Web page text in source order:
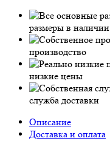
размеры в наличии
производство
низкие цены
служба доставки
Описание
Доставка и оплата